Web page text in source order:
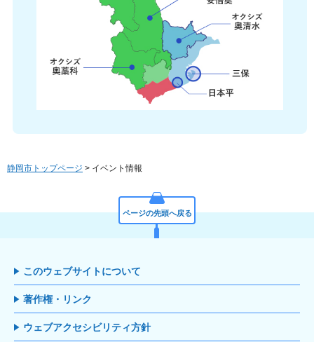
静岡市トップページ > イベント情報
ページの先頭へ戻る
このウェブサイトについて
著作権・リンク
ウェブアクセシビリティ方針